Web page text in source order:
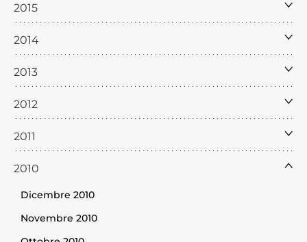
2015
2014
2013
2012
2011
2010
Dicembre 2010
Novembre 2010